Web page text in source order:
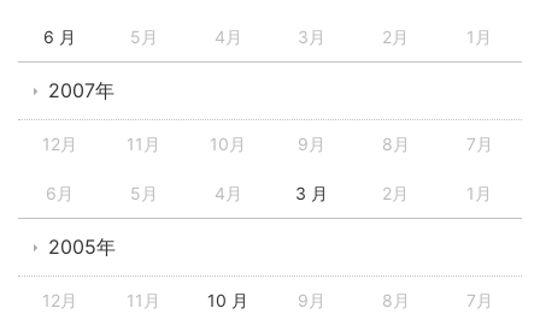
6 月 5月 4月 3月 2月 1月
2007年
12月 11月 10月 9月 8月 7月
6月 5月 4月 3 月 2月 1月
2005年
12月 11月 10 月 9月 8月 7月